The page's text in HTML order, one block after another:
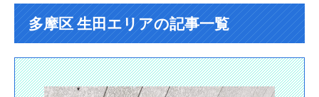
多摩区 生田エリアの記事一覧